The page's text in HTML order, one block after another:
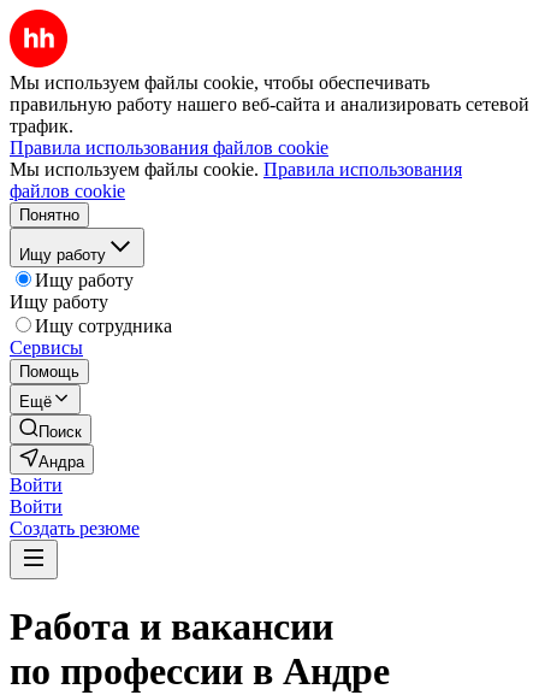
Мы используем файлы cookie, чтобы обеспечивать
правильную работу нашего веб-сайта и анализировать сетевой
трафик.
Правила использования файлов cookie
Мы используем файлы cookie. Правила использования
файлов cookie
Понятно
Ищу работу
Ищу работу
Ищу работу
Ищу сотрудника
Сервисы
Помощь
Ещё
Поиск
Андра
Войти
Войти
Создать резюме
Работа и вакансии
по профессии в Андре